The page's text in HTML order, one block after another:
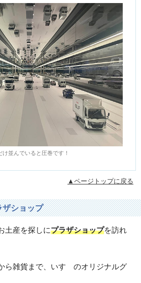
け並んでいると圧巻です！
▲ページトップに戻る
ザショップ
土産を探しにプラザショップを訪れ
ら雑貨まで、いすゞのオリジナルグ